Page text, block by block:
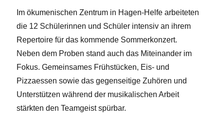
Im ökumenischen Zentrum in Hagen-Helfe arbeiteten
die 12 Schülerinnen und Schüler intensiv an ihrem
Repertoire für das kommende Sommerkonzert.
Neben dem Proben stand auch das Miteinander im
Fokus. Gemeinsames Frühstücken, Eis- und
Pizzaessen sowie das gegenseitige Zuhören und
Unterstützen während der musikalischen Arbeit
stärkten den Teamgeist spürbar.